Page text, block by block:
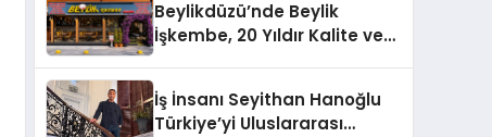
Beylikdüzü’nde Beylik
İşkembe, 20 Yıldır Kalite ve
İş İnsanı Seyithan Hanoğlu
Türkiye’yi Uluslararası